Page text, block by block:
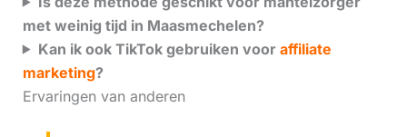
met weinig tijd in Maasmechelen?
Kan ik ook TikTok gebruiken voor affiliate
marketing?
Ervaringen van anderen